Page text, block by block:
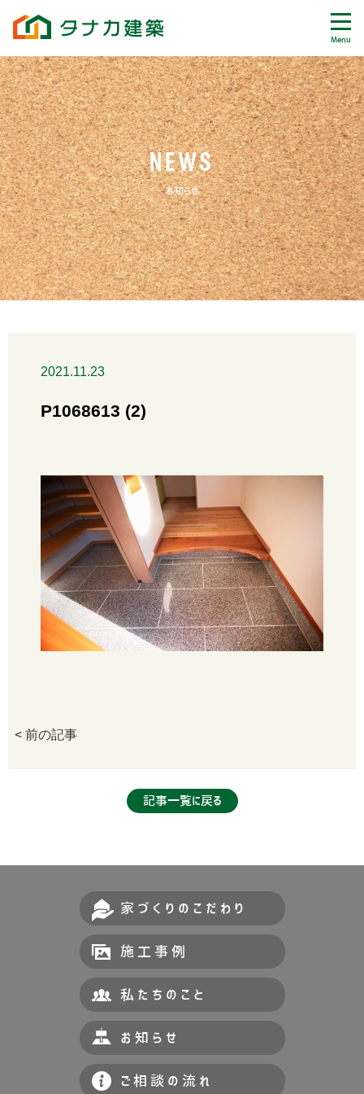
Menu
NEWS
お知らせ
2021.11.23
P1068613 (2)
< 前の記事
記事一覧に戻る
家づくりのこだわり
施工事例
私たちのこと
お知らせ
ご相談の流れ